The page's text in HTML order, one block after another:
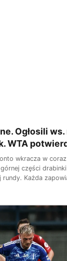
Ogłosili ws.
WTA
wkracza w
części
Każda
interesuje ta,